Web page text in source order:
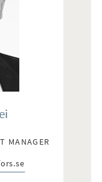
MANAGER